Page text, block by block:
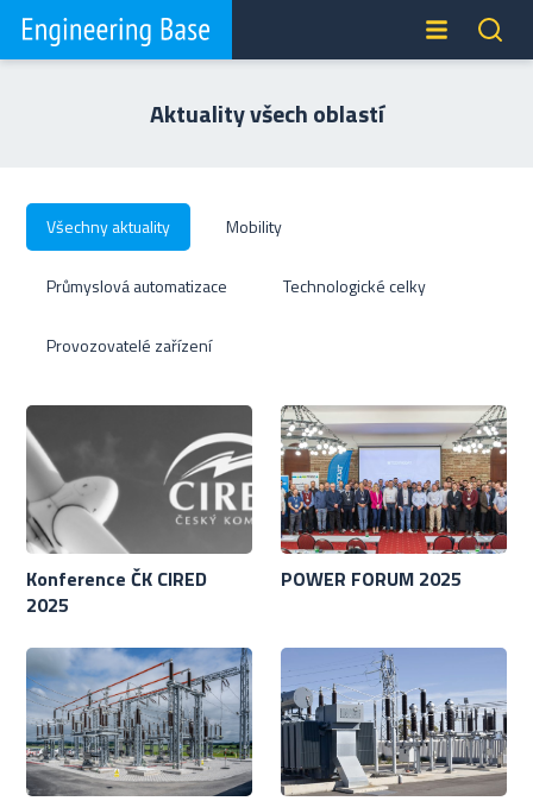
Aktuality všech oblastí
Všechny aktuality Mobility
Průmyslová automatizace Technologické celky
Provozovatelé zařízení
Konference ČK CIRED
2025
POWER FORUM 2025